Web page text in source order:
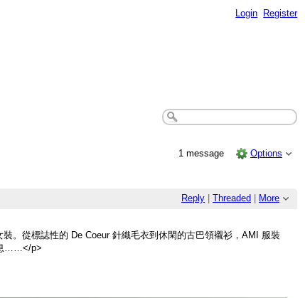
Login Register
1 message Options
Reply Threaded More
。從標誌性的 De Coeur 針織毛衣到休閑的古巴領襯衫，AMI 服裝
息……</p>